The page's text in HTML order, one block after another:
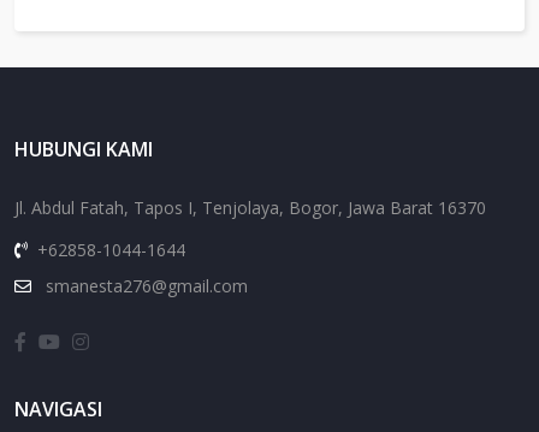
HUBUNGI KAMI
Jl. Abdul Fatah, Tapos I, Tenjolaya, Bogor, Jawa Barat 16370
+62858-1044-1644
smanesta276@gmail.com
NAVIGASI